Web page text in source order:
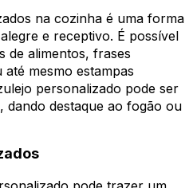
na cozinha é uma forma
e receptivo. É possível
de alimentos, frases
mesmo estampas
personalizado pode ser
dando destaque ao fogão ou